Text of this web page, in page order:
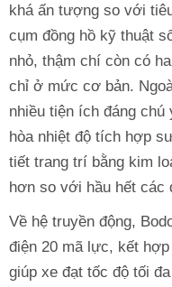
khá ấn tượng so với
cụm đồng hồ kỹ thuật
nhỏ, thậm chí còn có
chỉ ở mức cơ bản.
nhiều tiện ích đáng
hòa nhiệt độ tích hợp
tiết trang trí bằng kim
hơn so với hầu hết các
Về hệ truyền động,
điện 20 mã lực, kết
giúp xe đạt tốc độ tối